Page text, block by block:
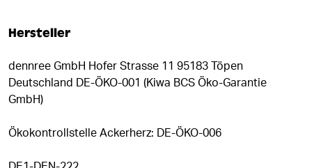
Hersteller
dennree GmbH Hofer Strasse 11 95183 Töpen
Deutschland DE-ÖKO-001 (Kiwa BCS Öko-Garantie
GmbH)
Ökokontrollstelle Ackerherz: DE-ÖKO-006